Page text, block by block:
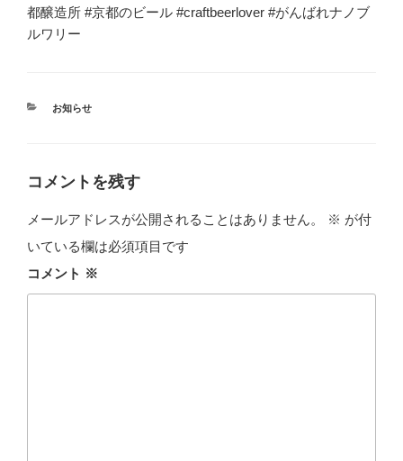
都醸造所 #京都のビール #craftbeerlover #がんばれナノブ
ルワリー
カ
お知らせ
コメントを残す
メールアドレスが公開されることはありません。 ※ が付
いている欄は必須項目です
コメント ※